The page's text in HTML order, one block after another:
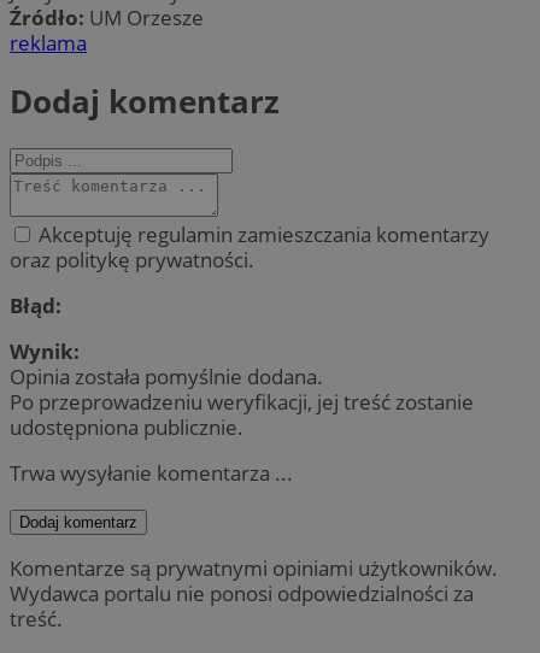
Źródło: UM Orzesze
reklama
Dodaj komentarz
Akceptuję regulamin zamieszczania komentarzy
oraz politykę prywatności.
Błąd:
Wynik:
Opinia została pomyślnie dodana.
Po przeprowadzeniu weryfikacji, jej treść zostanie
udostępniona publicznie.
Trwa wysyłanie komentarza ...
Dodaj komentarz
Komentarze są prywatnymi opiniami użytkowników.
Wydawca portalu nie ponosi odpowiedzialności za
treść.